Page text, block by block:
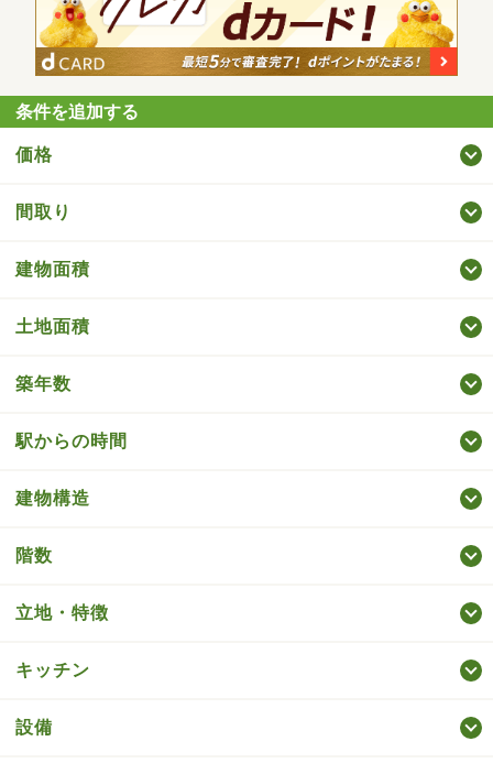
条件を追加する
価格
間取り
建物面積
土地面積
築年数
駅からの時間
建物構造
階数
立地・特徴
キッチン
設備